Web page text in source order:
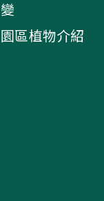
變
園區植物介紹